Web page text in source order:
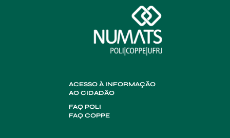
ACESSO À INFORMAÇÃO
AO CIDADÃO
FAQ POLI
FAQ COPPE